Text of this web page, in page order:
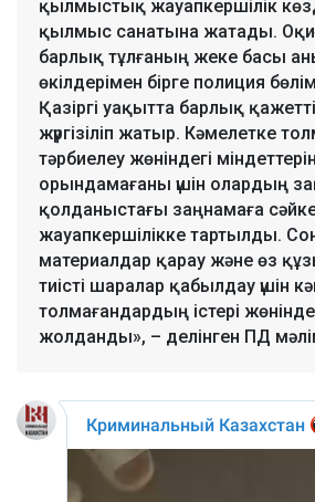
қылмыстық жауапкершілік
қылмыс санатына жатады.
барлық тұлғаның жеке басы
өкілдерімен бірге полиция
Қазіргі уақытта барлық қажетті
жүргізіліп жатыр. Кәмелетке
тәрбиелеу жөніндегі
орындамағаны үшін олардың
қолданыстағы заңнамаға
жауапкершілікке тартылды.
материалдар қарау және өз
тиісті шаралар қабылдау үшін
толмағандардың істері
жолданды», – делінген ПД